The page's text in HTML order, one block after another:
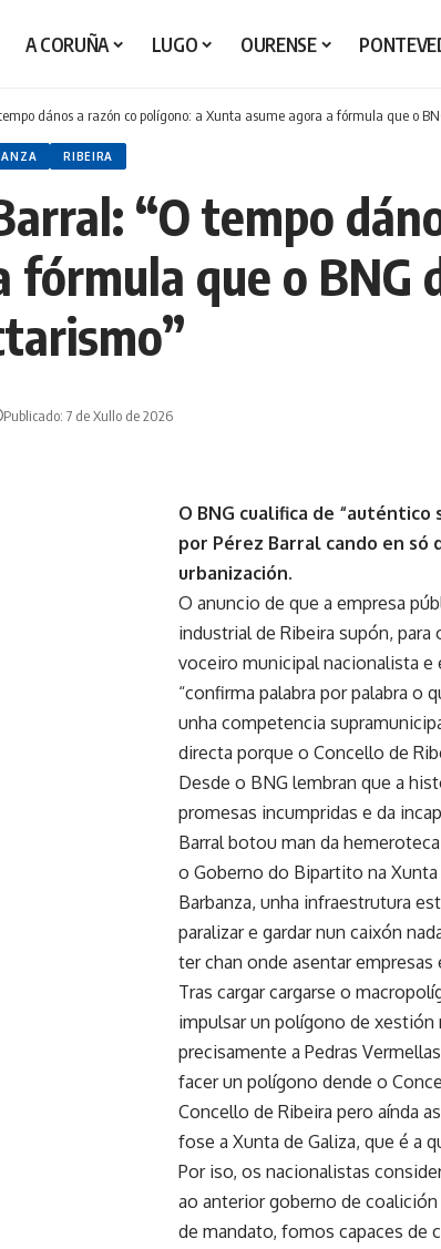
A CORUÑA LUGO OURENSE
dános a razón co polígono: a Xunta asume agora a fórmula que o
RIBEIRA
“O tempo
fórmula que o BNG
Publicado: 7 de Xullo de 2026
O BNG cualifica de
por Pérez Barral cando en só
urbanización.
O anuncio de que a empresa
industrial de Ribeira supón,
voceiro municipal nacionalista e
“confirma palabra por palabra o
unha competencia
directa porque o Concello de
Desde o BNG lembran que a
promesas incumpridas e da
Barral botou man da
o Goberno do Bipartito na
Barbanza, unha infraestrutura
paralizar e gardar nun caixón
ter chan onde asentar empresas
Tras cargar cargarse o
impulsar un polígono de xestión
precisamente a Pedras
facer un polígono dende o
Concello de Ribeira pero aínda
fose a Xunta de Galiza, que é a
Por iso, os nacionalistas
ao anterior goberno de
de mandato, fomos capaces de